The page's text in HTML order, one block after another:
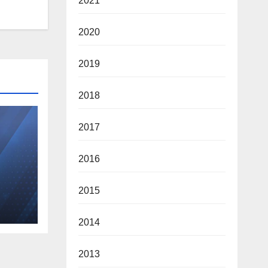
2020
2019
2018
2017
2016
2015
2014
2013